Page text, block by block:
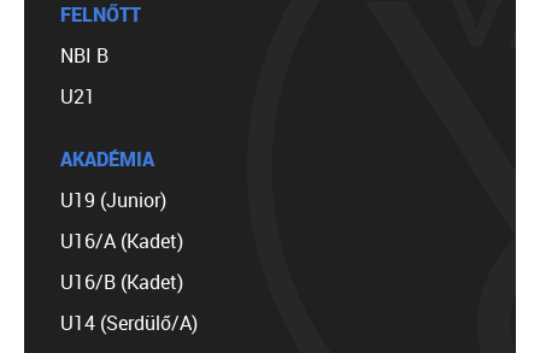
FELNŐTT
NBI B
U21
AKADÉMIA
U19 (Junior)
U16/A (Kadet)
U16/B (Kadet)
U14 (Serdülő/A)